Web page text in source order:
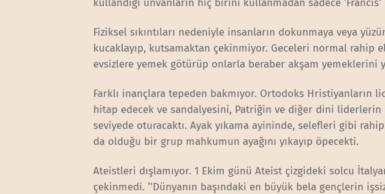
kullandığı ünvanların hiç birini kullanmadan sadece ‘Francis’
Fiziksel sıkıntıları nedeniyle insanların dokunmaya veya
kucaklayıp, kutsamaktan çekinmiyor. Geceleri normal rahip
evsizlere yemek götürüp onlarla beraber akşam yemeklerini
Farklı inançlara tepeden bakmıyor. Ortodoks Hristiyanların
hitap edecek ve sandalyesini, Patriğin ve diğer dini liderlerin
seviyede oturacaktı. Ayak yıkama ayininde, selefleri gibi
da olduğu bir grup mahkumun ayağını yıkayıp öpecekti.
Ateistleri dışlamıyor. 1 Ekim günü Ateist çizgideki solcu
çekinmedi. ‘’Dünyanın başındaki en büyük bela gençlerin